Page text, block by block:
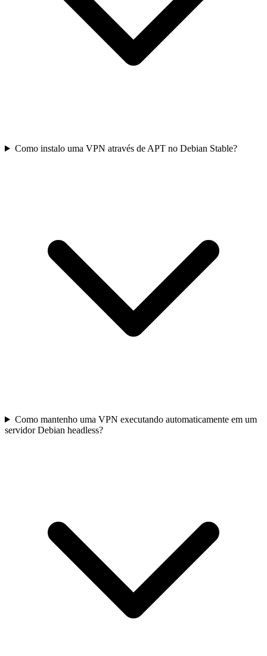
Como instalo uma VPN através de APT no Debian Stable?
Como mantenho uma VPN executando automaticamente em um
servidor Debian headless?